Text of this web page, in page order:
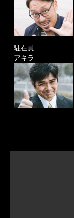
駐在員
アキラ